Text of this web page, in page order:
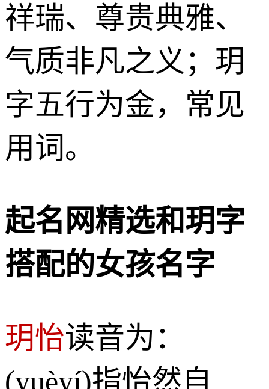
祥瑞、尊贵典雅、
气质非凡之义；玥
字五行为金，常见
用词。
起名网精选和玥字
搭配的女孩名字
玥怡读音为：
(yuèyí)指怡然自